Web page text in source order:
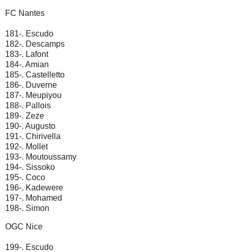
FC Nantes
181-. Escudo
182-. Descamps
183-. Lafont
184-. Amian
185-. Castelletto
186-. Duverne
187-. Meupiyou
188-. Pallois
189-. Zeze
190-. Augusto
191-. Chirivella
192-. Mollet
193-. Moutoussamy
194-. Sissoko
195-. Coco
196-. Kadewere
197-. Mohamed
198-. Simon
OGC Nice
199-. Escudo